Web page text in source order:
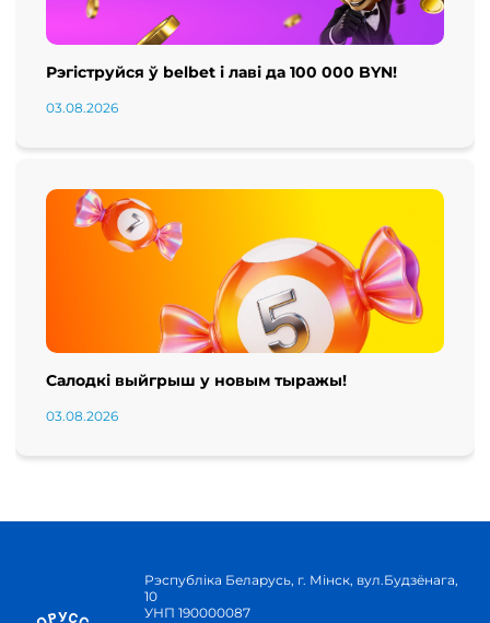
Рэгіструйся ў belbet і лаві да 100 000 BYN!
03.08.2026
Салодкі выйгрыш у новым тыражы!
03.08.2026
Рэспубліка Беларусь, г. Мінск, вул.Будзёнага,
10
УНП 190000087